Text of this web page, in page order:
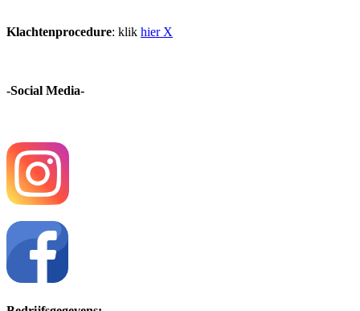
Klachtenprocedure: klik hier X
-Social Media-